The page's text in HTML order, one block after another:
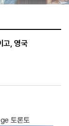
고, 영국
토론토